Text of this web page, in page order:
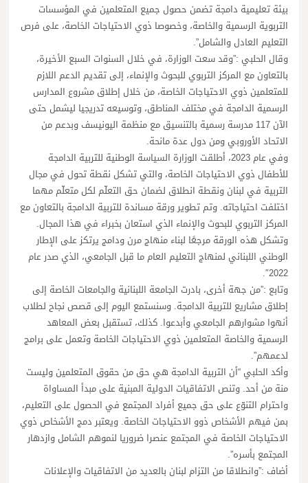
بيئة تعليمية دامجة تضمن حصول جميع المتعلمين في المؤسسات
التربوية الرسمية والخاصة، وخصوصا ذوي الاحتياجات الخاصة، على فرص
التعليم العادل والشامل”.
وقال الحلبي :”وقد سعت الوزارة، في خلال السنوات السبع الأخيرة،
بالتعاون مع المركز التربوي للبحوث والإنماء، إلى تقديم الدعم اللازم
للمتعلمين ذوي الاحتياجات الخاصة، من خلال إطلاق مشروع المدارس
الرسمية الدامجة في مختلف المناطق، وتوسيعه تدريجيا ليشمل حتى
الآن 117 مدرسة رسمية بالتنسيق مع منظمة اليونيسف وبدعم من
الاتحاد الأوروبي ومن دول عدة مانحة.
وفي عام 2023، أطلقت الوزارة السياسة الوطنية للتربية الدامجة
للأطفال ذوي الاحتياجات الخاصة، والتي تشكل نقطة تحول في مجال
التربية في لبنان ونقطة انطلاق لضمان حق التعلّم لكل متعلّم مهما
اختلفت احتياجاته. وتم تطوير ورقة مساندة للتربية الدامجة بالتعاون مع
المركز التربوي للبحوث والإنماء الذي استعان بخبراء في هذا المجال.
وتشكل هذه الورقة مرجعًا لبناء منهاج مرن ودامج يرتكز على الإطار
الوطني اللبناني لمنهاج التعليم العام ما قبل الجامعي، الذي صدر عام
2022″.
وتابع :”من جهة أخرى، بادرت الجامعة اللبنانية والجامعات الخاصة إلى
إطلاق مشاريع للتربية الدامجة. وسنستمع اليوم إلى قصص نجاح لطلاب
أنهوا مشوارهم الجامعي وأبدعوا. كذلك، تستقبل بعض المعاهد
الرسمية والخاصة المتعلمين ذوي الاحتياجات الخاصة وتعمل على برامج
لدعمهم”.
وأكد الحلبي “أن التربية الدامجة هي حق من حقوق المتعلمين وليست
منة من أحد. وتنص الاتفاقيات الدولية المبنية على مبدأ المساواة
واحترام التنوّع على حق جميع أفراد المجتمع في الحصول على التعليم،
بمن فيهم الأشخاص ذوو الاحتياجات الخاصة. ويعتبر دمج الأشخاص ذوي
الاحتياجات الخاصة في المجتمع عنصرا ضروريا لنموهم الشامل وازدهار
المجتمع بأسره”.
أضاف :”وانطلاقا من التزام لبنان بالعديد من الاتفاقيات والإعلانات